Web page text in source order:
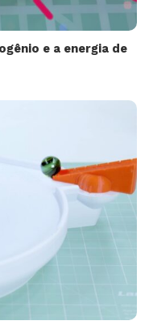
e a energia de